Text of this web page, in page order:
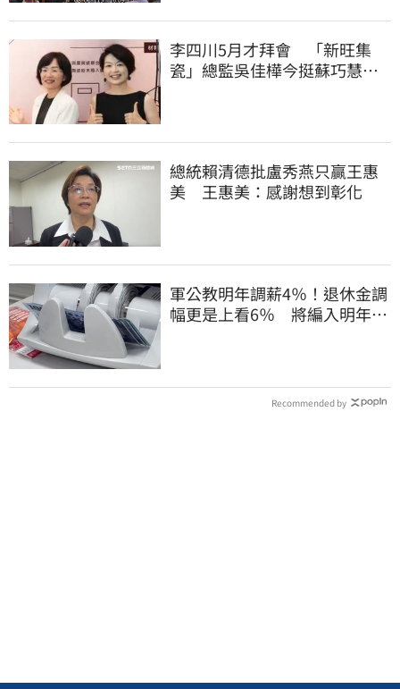
李四川5月才拜會 「新旺集
瓷」總監吳佳樺今挺蘇巧慧：
總統賴清德批盧秀燕只贏王惠
美 王惠美：感謝想到彰化
軍公教明年調薪4％！退休金調
幅更是上看6％ 將編入明年度
Recommended by